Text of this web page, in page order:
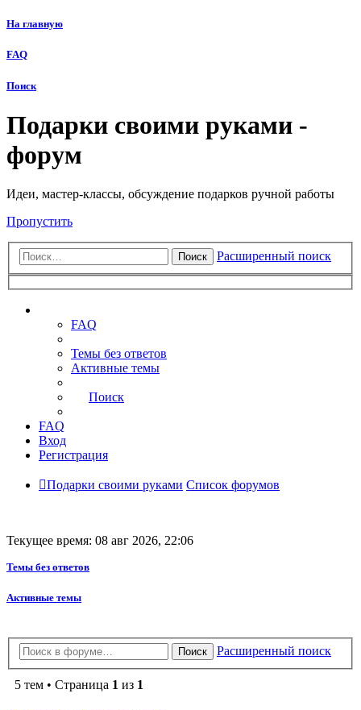
На главную
FAQ
Поиск
Подарки своими руками -
форум
Идеи, мастер-классы, обсуждение подарков ручной работы
Пропустить
Поиск Расширенный поиск
FAQ
Темы без ответов
Активные темы
Поиск
FAQ
Вход
Регистрация
Подарки своими руками Список форумов
Текущее время: 08 авг 2026, 22:06
Темы без ответов
Активные темы
Поиск Расширенный поиск
5 тем • Страница 1 из 1